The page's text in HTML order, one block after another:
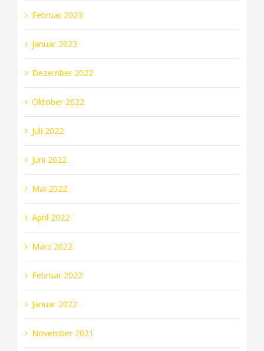
Februar 2023
Januar 2023
Dezember 2022
Oktober 2022
Juli 2022
Juni 2022
Mai 2022
April 2022
März 2022
Februar 2022
Januar 2022
November 2021